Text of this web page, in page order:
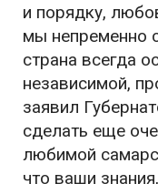
и порядку,
мы непременно
страна всегда
независимой,
заявил
сделать еще
любимой
что ваши